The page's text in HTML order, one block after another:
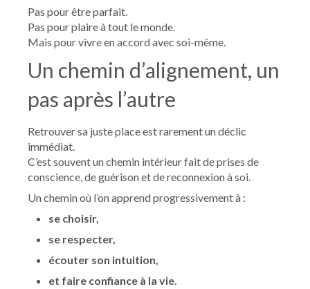
Pas pour être parfait.
Pas pour plaire à tout le monde.
Mais pour vivre en accord avec soi-même.
Un chemin d’alignement, un
pas après l’autre
Retrouver sa juste place est rarement un déclic
immédiat.
C’est souvent un chemin intérieur fait de prises de
conscience, de guérison et de reconnexion à soi.
Un chemin où l’on apprend progressivement à :
se choisir,
se respecter,
écouter son intuition,
et faire confiance à la vie.